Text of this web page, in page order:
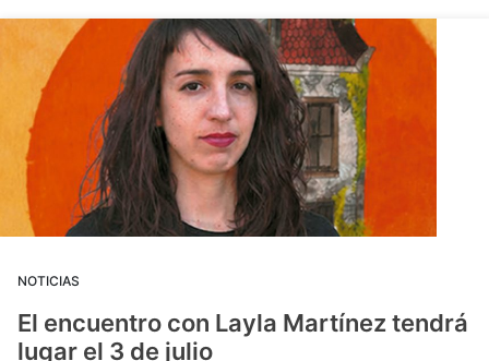
NOTICIAS
El encuentro con Layla Martínez tendrá
lugar el 3 de julio